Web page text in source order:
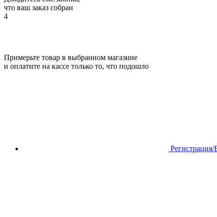
что ваш заказ собран
4
Примерьте товар в выбранном магазине
и оплатите на кассе только то, что подошло
Регистрация/